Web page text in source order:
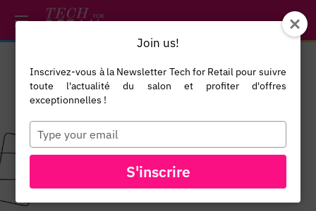
TOUS LES
*/
Join us!
Inscrivez-vous à la Newsletter Tech for Retail pour suivre
toute l'actualité du salon et profiter d'offres
exceptionnelles !
Type
your
email
S'inscrire